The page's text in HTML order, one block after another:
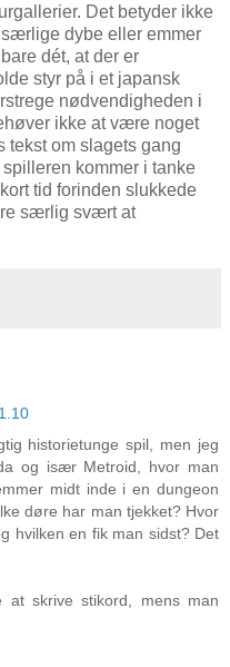
Det betyder ikke
dybe eller emmer
dét, at der er
styr på i et japansk
nødvendigheden i
ikke at være noget
tekst om slagets gang
kommer i tanke
tid forinden slukkede
særlig svært at
historietunge spil, men jeg
og især Metroid, hvor man
midt inde i en dungeon
døre har man tjekket? Hvor
hvilken en fik man sidst? Det
at skrive stikord, mens man